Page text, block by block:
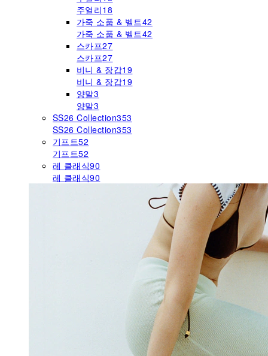
주얼리18
가죽 소품 & 벨트42
가죽 소품 & 벨트42
스카프27
스카프27
비니 & 장갑19
비니 & 장갑19
양말3
양말3
SS26 Collection353
SS26 Collection353
기프트52
기프트52
레 클래식90
레 클래식90